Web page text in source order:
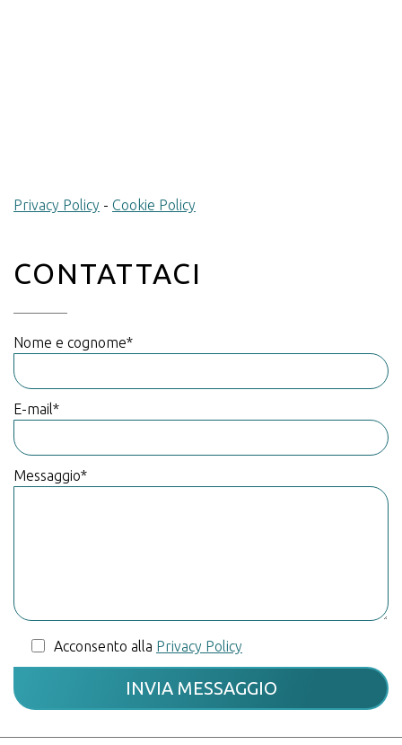
Privacy Policy - Cookie Policy
CONTATTACI
Nome e cognome*
E-mail*
Messaggio*
Acconsento alla Privacy Policy